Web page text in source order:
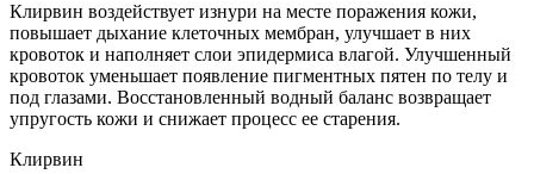
Клирвин воздействует изнури на месте поражения кожи,
повышает дыхание клеточных мембран, улучшает в них
кровоток и наполняет слои эпидермиса влагой. Улучшенный
кровоток уменьшает появление пигментных пятен по телу и
под глазами. Восстановленный водный баланс возвращает
упругость кожи и снижает процесс ее старения.
Клирвин